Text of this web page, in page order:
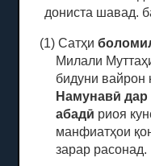
дониста шавад.
(1) Сатҳи
Милали
бидуни вайрон
Намунавӣ дар
абадӣ риоя
манфиатҳои
зарар расонад.